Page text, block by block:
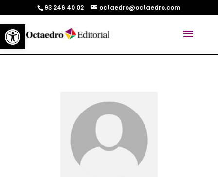
Abrir barra de herramientas
93 246 40 02 octaedro@octaedro.com